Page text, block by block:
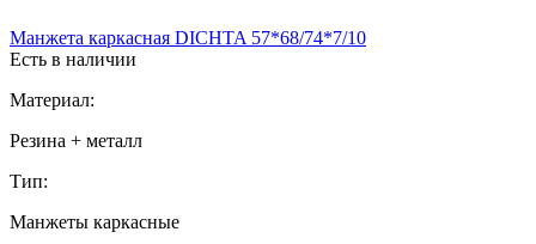
Манжета каркасная DICHTA 57*68/74*7/10
Есть в наличии
Материал:
Резина + металл
Тип:
Манжеты каркасные